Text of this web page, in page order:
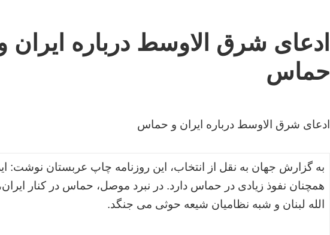
ادعای شرق الاوسط درباره ایران
حماس
ادعای شرق الاوسط درباره ایران و حماس
به گزارش جهان به نقل از انتخاب، این روزنامه چاپ عربستان نوشت:
همچنان نفوذ زیادی در حماس دارد. در نبرد موصل، حماس در کنار
الله لبنان و شبه نظامیان شیعه حوثی می جنگد.